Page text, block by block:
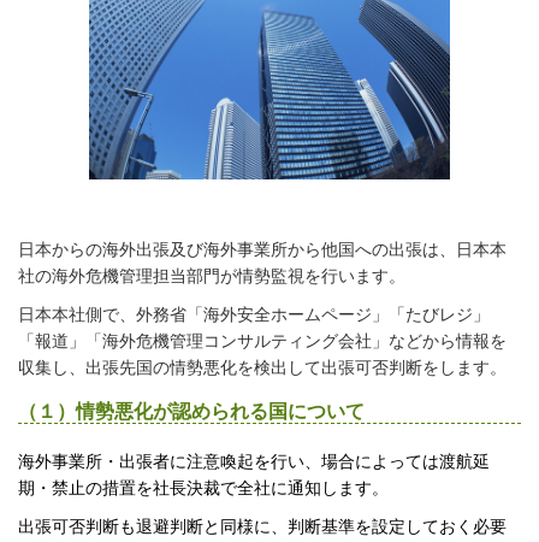
日本からの海外出張及び海外事業所から他国への出張は、日本本
社の海外危機管理担当部門が情勢監視を行います。
日本本社側で、外務省「海外安全ホームページ」「たびレジ」
「報道」「海外危機管理コンサルティング会社」などから情報を
収集し、出張先国の情勢悪化を検出して出張可否判断をします。
（１）情勢悪化が認められる国について
海外事業所・出張者に注意喚起を行い、場合によっては渡航延
期・禁止の措置を社長決裁で全社に通知します。
出張可否判断も退避判断と同様に、判断基準を設定しておく必要